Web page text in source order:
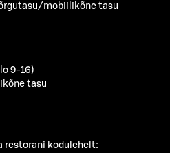
mobiilikõne tasu
9-16)
tasu
restorani kodulehelt: